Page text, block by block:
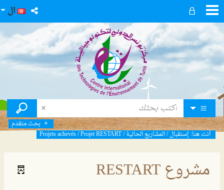
ال
بحث متقدم
أنت هنا: إستقبال/المشاريع الحالية/
Projets achevés/Projet RESTART
مشروع RESTART